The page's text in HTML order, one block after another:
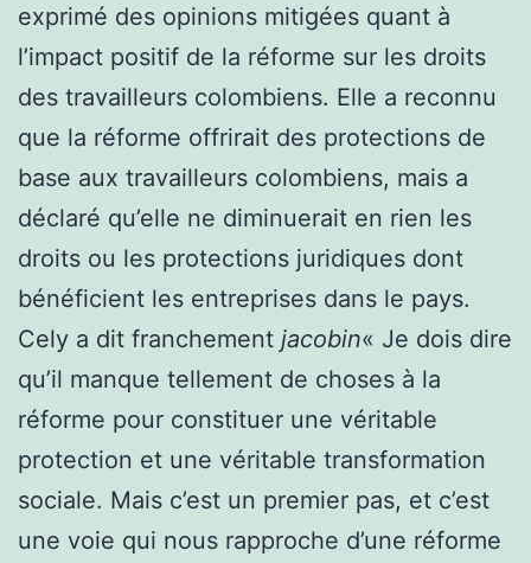
exprimé des opinions mitigées quant à
l’impact positif de la réforme sur les droits
des travailleurs colombiens. Elle a reconnu
que la réforme offrirait des protections de
base aux travailleurs colombiens, mais a
déclaré qu’elle ne diminuerait en rien les
droits ou les protections juridiques dont
bénéficient les entreprises dans le pays.
Cely a dit franchement jacobin« Je dois dire
qu’il manque tellement de choses à la
réforme pour constituer une véritable
protection et une véritable transformation
sociale. Mais c’est un premier pas, et c’est
une voie qui nous rapproche d’une réforme